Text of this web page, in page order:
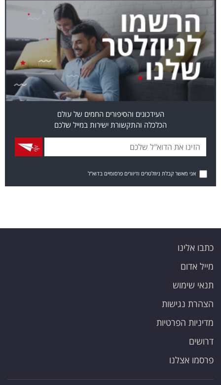
העידכונים והסיפורים החמים של עולם
הכלכלה והתקשורת ישירות במייל שלכם
אני מאשר קבלת ניוזלטרים ודיוורים פרסומיים בדוא"ל
כתבו אלינו
מייל אדום
תנאי שימוש
הצהרת נגישות
מדיניות הפרטיות
דרושים
פרסמו אצלנו